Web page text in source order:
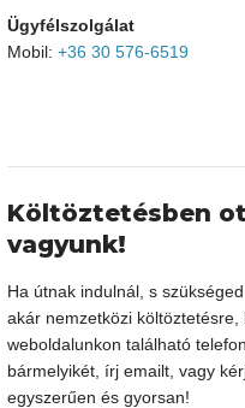
Ügyfélszolgálat
Mobil: +36 30 576-6519
Költöztetésben
vagyunk!
Ha útnak indulnál, s
akár nemzetközi költöztetésre,
weboldalunkon található
bármelyikét, írj emailt, vagy
egyszerűen és gyorsan!